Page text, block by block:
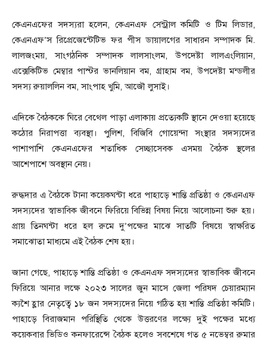
কেএনএফের সদস্যরা হলেন, কেএনএফ সেন্ট্রাল কমিটি ও টিম লিডার,
কেএনএফ’স রিপ্রেজেন্টেটিভ ফর পীস ডায়ালগের সাধারন সম্পাদক মি.
লালজংময়, সাংগঠনিক সম্পাদক লালসাংলম, উপদেষ্টা লালএংলিয়ান,
এক্সেকিটিভ মেম্বার পাস্টর ভানলিয়ান বম, গ্রাহাম বম, উপদেষ্টা মন্ডলীর
সদস্য রুয়াললিন বম, সাংপাহ খুমি, আজৌ লুসাই।
এদিকে বৈঠককে ঘিরে বেথেল পাড়া এলাকায় প্রত্যেকটি স্থানে দেওয়া হয়েছে
কঠোর নিরাপত্তা ব্যবস্থা। পুলিশ, বিজিবি গোয়েন্দা সংস্থার সদস্যদের
পাশাপাশি কেএনএফের শতাধিক সেচ্ছাসেবক এসময় বৈঠক স্থলের
আশেপাশে অবস্থান নেয়।
রুদ্ধদার এ বৈঠকে টানা কয়েকঘন্টা ধরে পাহাড়ে শান্তি প্রতিষ্ঠা ও কেএনএফ
সদস্যদের স্বাভাবিক জীবনে ফিরিয়ে বিভিন্ন বিষয় নিয়ে আলোচনা শুরু হয়।
প্রায় তিনঘন্টা ধরে হল রুমে দু’পক্ষের মাঝে সাতটি বিষয়ে স্বাক্ষরিত
সমাঝোতা মাধ্যমে এই বৈঠক শেষ হয়।
জানা গেছে, পাহাড়ে শান্তি প্রতিষ্ঠা ও কেএনএফ সদস্যদের স্বাভাবিক জীবনে
ফিরিয়ে আনার লক্ষে ২০২৩ সালের জুন মাসে জেলা পরিষদ চেয়ারম্যান
ক্যশৈ হ্লার নেতৃত্বে ১৮ জন সদস্যদের নিয়ে গঠিত হয় শান্তি প্রতিষ্ঠা কমিটি।
পাহাড়ে বিরাজমান পরিস্থিতি থেকে উত্তরণের লক্ষ্যে দুই পক্ষের মধ্যে
কয়েকবার ভিডিও কনফারেন্সে বৈঠক হলেও সবশেষে গত ৫ নভেম্বর রুমার